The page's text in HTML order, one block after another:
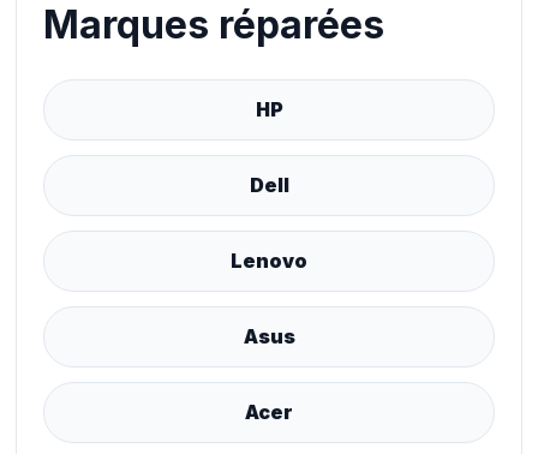
Marques réparées
HP
Dell
Lenovo
Asus
Acer